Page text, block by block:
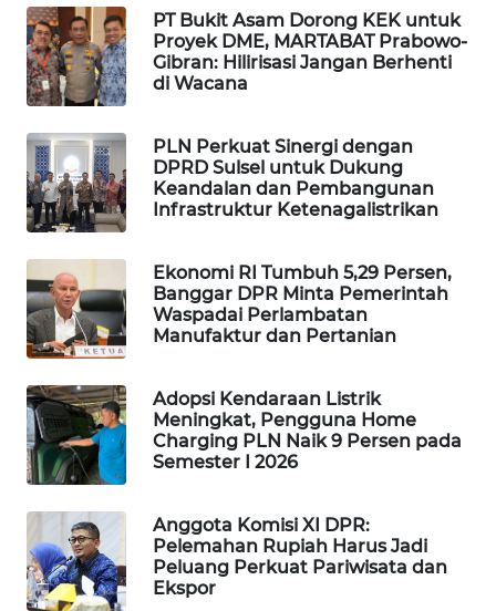
PT Bukit Asam Dorong KEK untuk
Proyek DME, MARTABAT Prabowo-
Gibran: Hilirisasi Jangan Berhenti
di Wacana
PLN Perkuat Sinergi dengan
DPRD Sulsel untuk Dukung
Keandalan dan Pembangunan
Infrastruktur Ketenagalistrikan
Ekonomi RI Tumbuh 5,29 Persen,
Banggar DPR Minta Pemerintah
Waspadai Perlambatan
Manufaktur dan Pertanian
Adopsi Kendaraan Listrik
Meningkat, Pengguna Home
Charging PLN Naik 9 Persen pada
Semester I 2026
Anggota Komisi XI DPR:
Pelemahan Rupiah Harus Jadi
Peluang Perkuat Pariwisata dan
Ekspor
MAWAKA
ID
NET
PLN
WATCH
MKLI
LPKKI
LKKI
KOPEKLIN
PORTAL
KONSUMEN
FORWAMKI